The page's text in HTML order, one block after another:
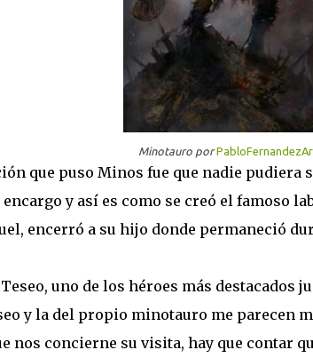
Minotauro por
que puso Minos fue que nadie pudiera
y así es como se creó el famoso
encerró a su hijo donde permaneció
uno de los héroes más destacados
y la del propio minotauro me parecen
nos concierne su visita, hay que contar